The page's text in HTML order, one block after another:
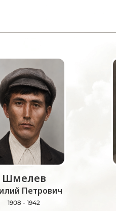
Шмелев
Петрович
1908 - 1942